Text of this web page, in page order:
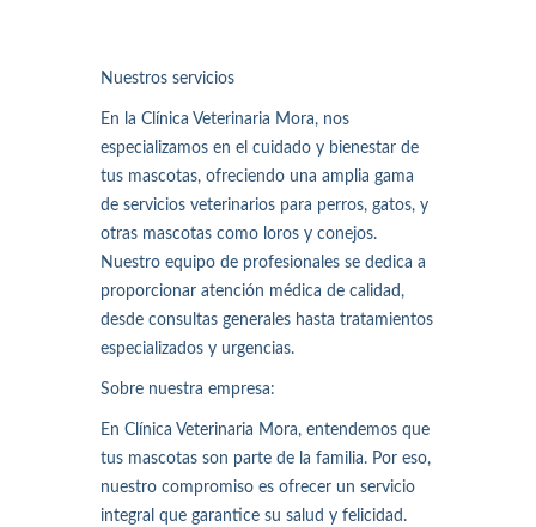
Nuestros servicios
En la Clínica Veterinaria Mora, nos
especializamos en el cuidado y bienestar de
tus mascotas, ofreciendo una amplia gama
de servicios veterinarios para perros, gatos, y
otras mascotas como loros y conejos.
Nuestro equipo de profesionales se dedica a
proporcionar atención médica de calidad,
desde consultas generales hasta tratamientos
especializados y urgencias.
Sobre nuestra empresa:
En Clínica Veterinaria Mora, entendemos que
tus mascotas son parte de la familia. Por eso,
nuestro compromiso es ofrecer un servicio
integral que garantice su salud y felicidad.